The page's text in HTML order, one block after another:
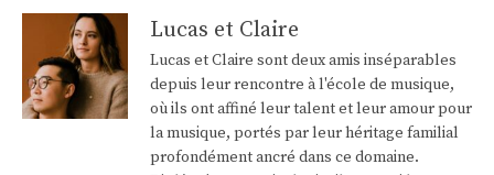
Lucas et Claire
Lucas et Claire sont deux amis inséparables
depuis leur rencontre à l'école de musique,
où ils ont affiné leur talent et leur amour pour
la musique, portés par leur héritage familial
profondément ancré dans ce domaine.